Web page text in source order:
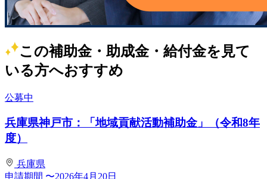
この補助金・助成金・給付金を見て
いる方へおすすめ
公募中
兵庫県神戸市：「地域貢献活動補助金」（令和8年
度）
兵庫県
申請期間 〜2026年4月20日